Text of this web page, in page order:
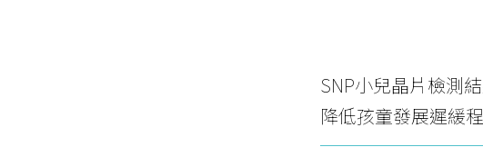
SNP小兒晶片檢測
降低孩童發展遲緩